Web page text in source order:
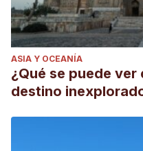
ASIA Y OCEANÍA
¿Qué se puede ver
destino